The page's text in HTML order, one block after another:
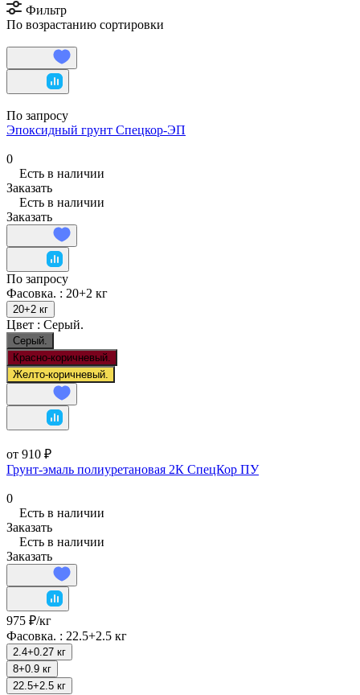
Фильтр
По возрастанию сортировки
По запросу
Эпоксидный грунт Спецкор-ЭП
0
Есть в наличии
Заказать
Есть в наличии
Заказать
По запросу
Фасовка. : 20+2 кг
20+2 кг
Цвет : Серый.
Серый.
Красно-коричневый.
Желто-коричневый.
от 910 ₽
Грунт-эмаль полиуретановая 2К СпецКор ПУ
0
Есть в наличии
Заказать
Есть в наличии
Заказать
975 ₽/кг
Фасовка. : 22.5+2.5 кг
2.4+0.27 кг
8+0.9 кг
22.5+2.5 кг